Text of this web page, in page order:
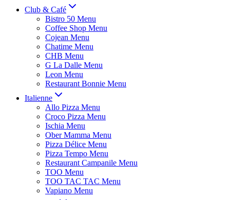
Club & Café
Bistro 50 Menu
Coffee Shop Menu
Cojean Menu
Chatime Menu
CHB Menu
G La Dalle Menu
Leon Menu
Restaurant Bonnie Menu
Italienne
Allo Pizza Menu
Croco Pizza Menu
Ischia Menu
Ober Mamma Menu
Pizza Délice Menu
Pizza Tempo Menu
Restaurant Campanile Menu
TOO Menu
TOO TAC TAC Menu
Vapiano Menu